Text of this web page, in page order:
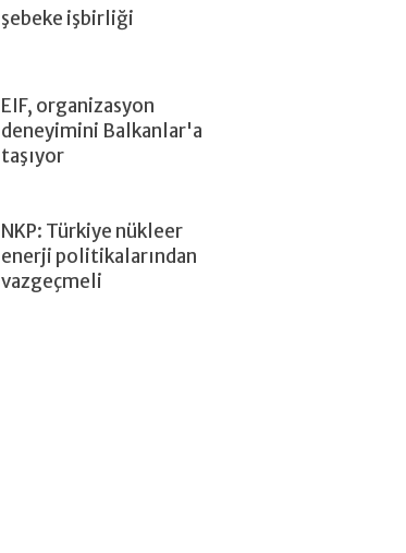
şebeke işbirliği
EIF, organizasyon
deneyimini Balkanlar'a
taşıyor
NKP: Türkiye nükleer
enerji politikalarından
vazgeçmeli